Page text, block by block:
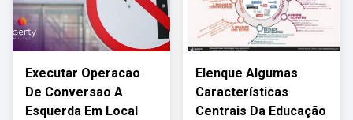
Executar Operacao
De Conversao A
Esquerda Em Local
Elenque Algumas
Características
Centrais Da Educação